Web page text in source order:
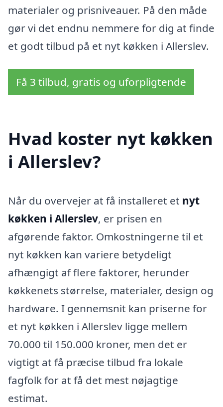
materialer og prisniveauer. På den måde
gør vi det endnu nemmere for dig at finde
et godt tilbud på et nyt køkken i Allerslev.
Få 3 tilbud, gratis og uforpligtende
Hvad koster nyt køkken
i Allerslev?
Når du overvejer at få installeret et nyt
køkken i Allerslev, er prisen en
afgørende faktor. Omkostningerne til et
nyt køkken kan variere betydeligt
afhængigt af flere faktorer, herunder
køkkenets størrelse, materialer, design og
hardware. I gennemsnit kan priserne for
et nyt køkken i Allerslev ligge mellem
70.000 til 150.000 kroner, men det er
vigtigt at få præcise tilbud fra lokale
fagfolk for at få det mest nøjagtige
estimat.